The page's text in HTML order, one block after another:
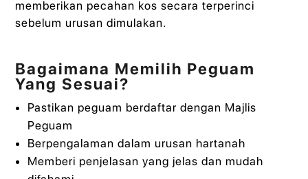
memberikan pecahan kos secara terperinci
sebelum urusan dimulakan.
Bagaimana Memilih Peguam
Yang Sesuai?
Pastikan peguam berdaftar dengan Majlis
Peguam
Berpengalaman dalam urusan hartanah
Memberi penjelasan yang jelas dan mudah